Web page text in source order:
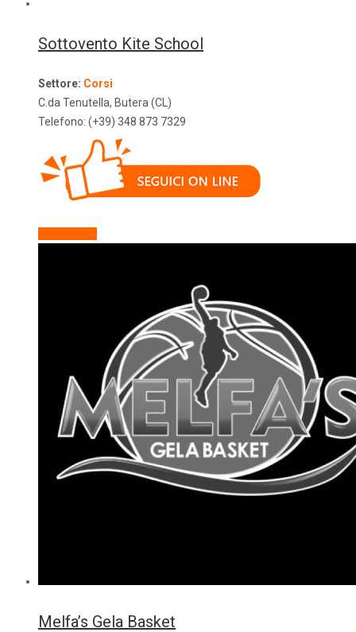
Sottovento Kite School
Settore: Corsi
C.da Tenutella, Butera (CL)
Telefono: (+39) 348 873 7329
Melfa’s Gela Basket